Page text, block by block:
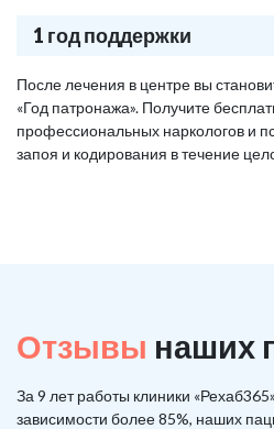
1 год поддержки
После лечения в центре вы
«Год патронажа». Получите
профессиональных наркологов и
запоя и кодирования в течение
Отзывы наших
За 9 лет работы клиники
зависимости более 85%, наших